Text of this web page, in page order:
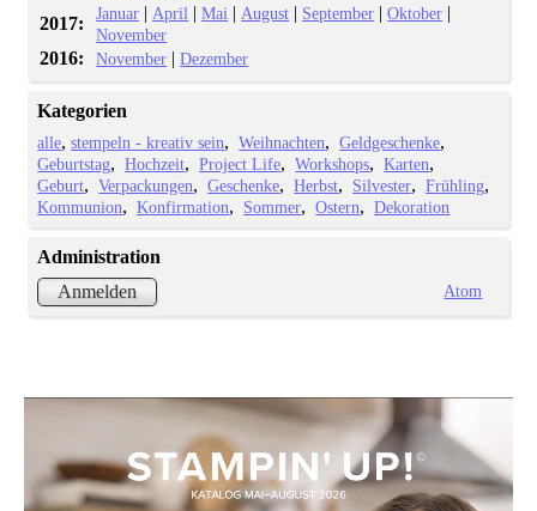
2017: Januar | April |Mai | August | September |Oktober |
November
2016: November |Dezember
Kategorien
alle stempeln - kreativ sein Weihnachten
Geldgeschenke
Geburtstag
Hochzeit Project Life Workshops
Karten
Geburt
Verpackungen Geschenke Herbst Silvester
Frühling
Kommunion
Konfirmation Sommer Ostern Dekoration
Administration
Anmelden
Atom